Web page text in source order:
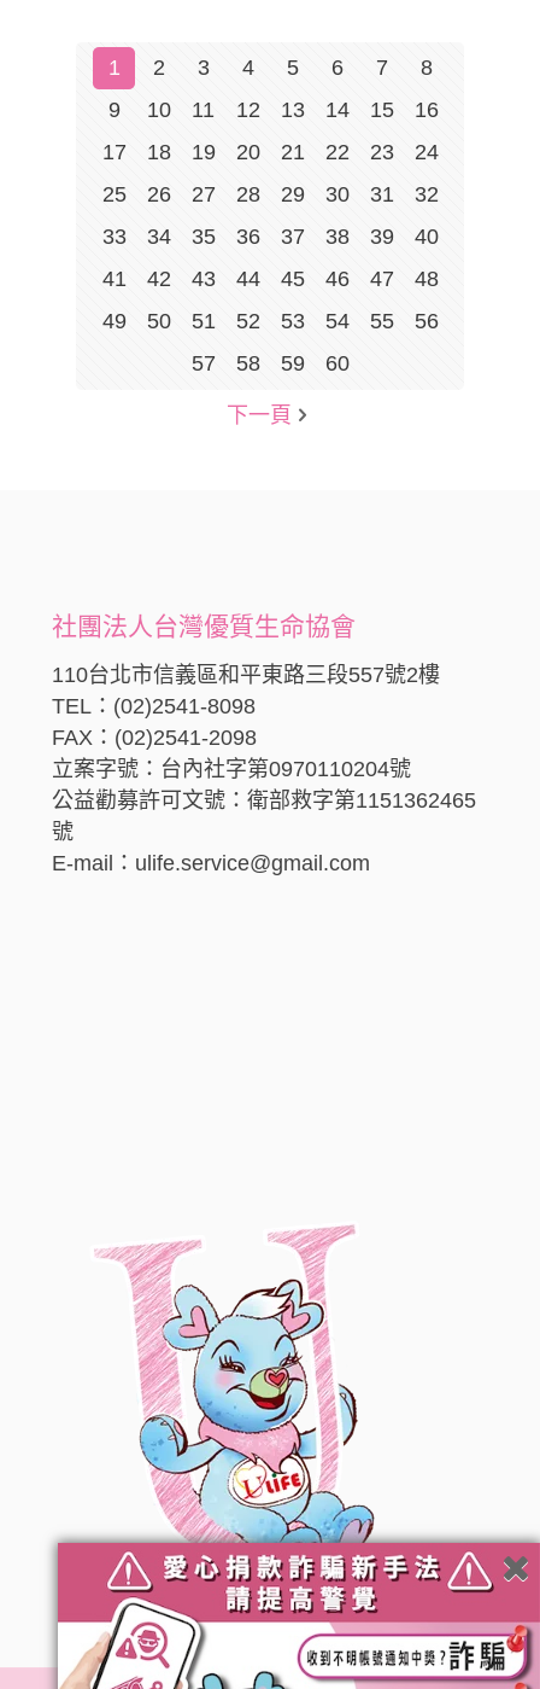
1 2 3 4 5 6 7
8
9
10 11 12 13 14 15
16
17
18 19 20 21 22 23
24
25
26 27 28 29 30 31
32
33
34 35 36 37 38 39
40
41
42 43 44 45 46 47
48
49
50 51 52 53 54 55
56
57
58 59 60
下一頁
社團法人台灣優質生命協會
110台北市信義區和平東路三段557號2樓
TEL：(02)2541-8098
FAX：(02)2541-2098
立案字號：台內社字第0970110204號
公益勸募許可文號：衛部救字第1151362465
號
E-mail：ulife.service@gmail.com